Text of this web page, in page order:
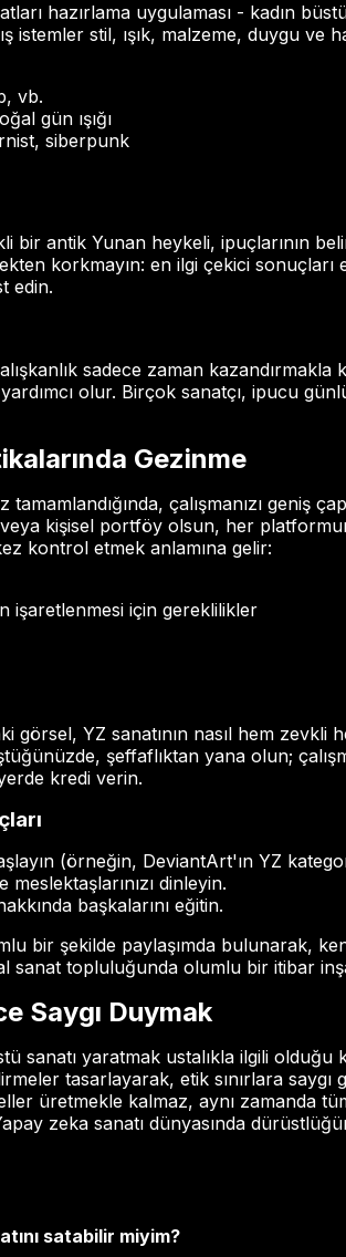
hazırlama uygulaması - kadın
istemler stil, ışık, malzeme, duygu ve
vb.
gün ışığı
siberpunk
bir antik Yunan heykeli, ipuçlarının
korkmayın: en ilgi çekici sonuçları
edin.
sadece zaman kazandırmakla
olur. Birçok sanatçı, ipucu
Gezinme
çalışmanızı geniş
kişisel portföy olsun, her
kontrol etmek anlamına gelir:
işaretlenmesi için gereklilikler
görsel, YZ sanatının nasıl hem
şeffaflıktan yana olun;
kredi verin.
(örneğin, DeviantArt'ın YZ
dinleyin.
başkalarını eğitin.
bir şekilde paylaşımda bulunarak,
sanat topluluğunda olumlu bir itibar
Saygı Duymak
sanatı yaratmak ustalıkla ilgili
tasarlayarak, etik sınırlara saygı
üretmekle kalmaz, aynı zamanda
zeka sanatı dünyasında
satabilir miyim?